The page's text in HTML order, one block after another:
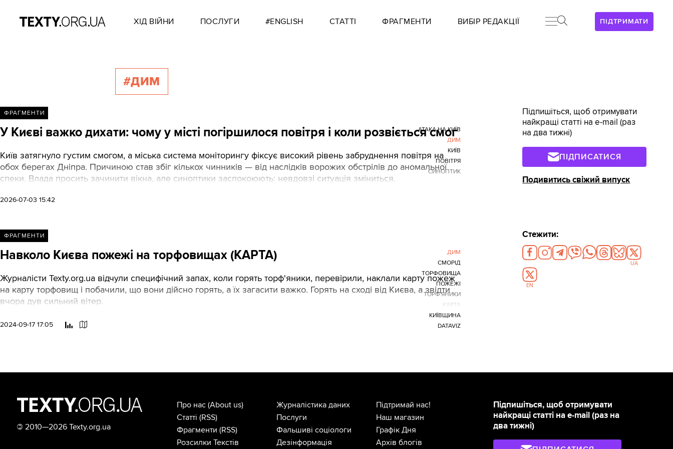
ПІДТРИМАТИ
ХІД ВІЙНИ ПОСЛУГИ #ENGLISH СТАТТІ ФРАГМЕНТИ ВИБІР РЕДАКЦІЇ
#ДИМ
ФРАГМЕНТИ
У Києві важко дихати: чому у місті погіршилося повітря і коли розвіється смог
Київ затягнуло густим смогом, а міська система моніторингу фіксує високий рівень забруднення повітря на
обох берегах Дніпра. Причиною став збіг кількох чинників — від наслідків ворожих обстрілів до аномальної
спеки. Влада просить зачинити вікна, але синоптики заспокоюють: невдовзі ситуація зміниться.
2026-07-03 15:42
АТАКА НА КИЇВ
ДИМ
КИЇВ
ПОВІТРЯ
СИНОПТИК
ФРАГМЕНТИ
Навколо Києва пожежі на торфовищах (КАРТА)
Журналісти Texty.org.ua відчули специфічний запах, коли горять торф'яники, перевірили, наклали карту пожеж
на карту торфовищ і побачили, що вони дійсно горять, а їх загасити важко. Горять на сході від Києва, а звідти
вчора дув сильний вітер.
2024-09-17 17:05
ДИМ
СМОРІД
ТОРФОВИЩА
ПОЖЕЖІ
ТОРФ'ЯНИКИ
КАРТА
КИЇВЩИНА
DATAVIZ
Підпишіться, щоб отримувати
найкращі статті на e-mail (раз
на два тижні)
ПІДПИСАТИСЯ
Подивитись свіжий випуск
Стежити:
UA
EN
© 2010—2026 Texty.org.ua
Підпишіться, щоб отримувати
найкращі статті на e-mail (раз на
два тижні)
Про нас (About us)
Статті (RSS)
Фрагменти (RSS)
Розсилки Текстів
Журналістика даних
Послуги
Фальшиві соціологи
Дезінформація
Підтримай нас!
Наш магазин
Графік Дня
Архів блогів